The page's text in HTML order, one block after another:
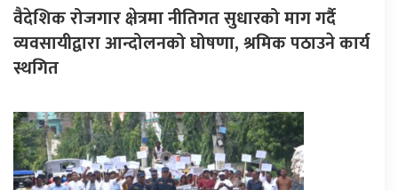
वैदेशिक रोजगार क्षेत्रमा नीतिगत सुधारको माग गर्दै
व्यवसायीद्वारा आन्दोलनको घोषणा, श्रमिक पठाउने कार्य
स्थगित